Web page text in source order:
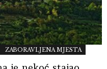
ZABORAVLJENA MJESTA